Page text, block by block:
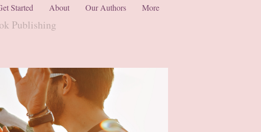
Started About Our Authors More
Publishing